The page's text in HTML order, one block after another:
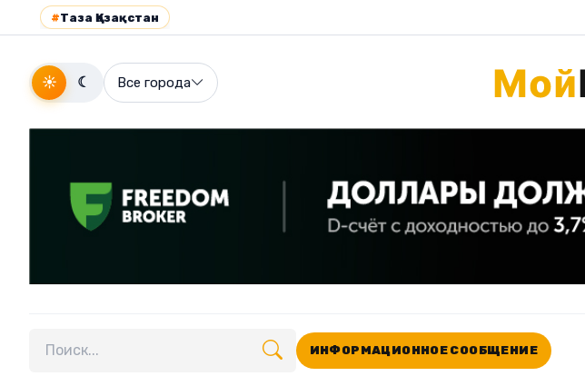
#Таза Қазақстан
☀ ☾ Все города
Поиск по сайту
ИНФОРМАЦИОННОЕ СООБЩЕНИЕ